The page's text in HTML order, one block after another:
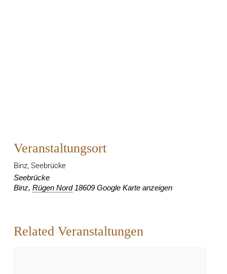
Veranstaltungsort
Binz, Seebrücke
Seebrücke
Binz, Rügen Nord 18609 Google Karte anzeigen
Related Veranstaltungen